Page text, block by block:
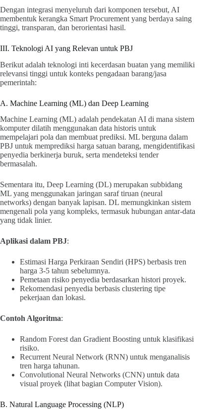
Dengan integrasi menyeluruh dari komponen tersebut, AI
membentuk kerangka Smart Procurement yang berdaya saing
tinggi, transparan, dan berorientasi hasil.
III. Teknologi AI yang Relevan untuk PBJ
Berikut adalah teknologi inti kecerdasan buatan yang memiliki
relevansi tinggi untuk konteks pengadaan barang/jasa
pemerintah:
A. Machine Learning (ML) dan Deep Learning
Machine Learning (ML) adalah pendekatan AI di mana sistem
komputer dilatih menggunakan data historis untuk
mempelajari pola dan membuat prediksi. ML berguna dalam
PBJ untuk memprediksi harga satuan barang, mengidentifikasi
penyedia berkinerja buruk, serta mendeteksi tender
bermasalah.
Sementara itu, Deep Learning (DL) merupakan subbidang
ML yang menggunakan jaringan saraf tiruan (neural
networks) dengan banyak lapisan. DL memungkinkan sistem
mengenali pola yang kompleks, termasuk hubungan antar-data
yang tidak linier.
Aplikasi dalam PBJ:
Estimasi Harga Perkiraan Sendiri (HPS) berbasis tren
harga 3-5 tahun sebelumnya.
Pemetaan risiko penyedia berdasarkan histori proyek.
Rekomendasi penyedia berbasis clustering tipe
pekerjaan dan lokasi.
Contoh Algoritma:
Random Forest dan Gradient Boosting untuk klasifikasi
risiko.
Recurrent Neural Network (RNN) untuk menganalisis
tren harga tahunan.
Convolutional Neural Networks (CNN) untuk data
visual proyek (lihat bagian Computer Vision).
B. Natural Language Processing (NLP)